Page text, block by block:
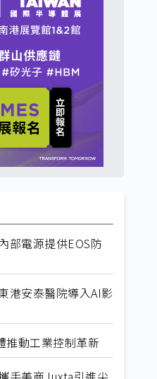
部電源提供EOS防
港安泰醫院導入AI影
推動工業控制革新